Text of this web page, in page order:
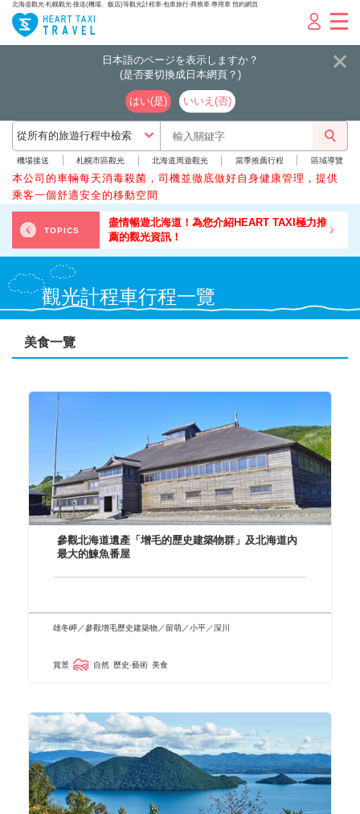
北海道觀光‧札幌觀光‧接送(機場、飯店)等觀光計程車‧包車旅行‧商務車‧專用車 預約網頁
日本語のページを表示しますか？
(是否要切換成日本網頁？)
はい(是) いいえ(否)
機場接送 札幌市區觀光 北海道周遊觀光 當季推薦行程 區域導覽
本公司的車輛每天消毒殺菌，司機並徹底做好自身健康管理，提供
乘客一個舒適安全的移動空間
TOPICS
TAXI極力推 ”與親朋好友”暢遊北海道★客製
觀光計程車行程一覽
美食一覽
參觀北海道遺產「增毛的歷史建築物群」及北海道內
最大的鰊魚番屋
雄冬岬／參觀增毛歷史建築物／留萌／小平／深川
賞景 自然 歷史‧藝術 美食